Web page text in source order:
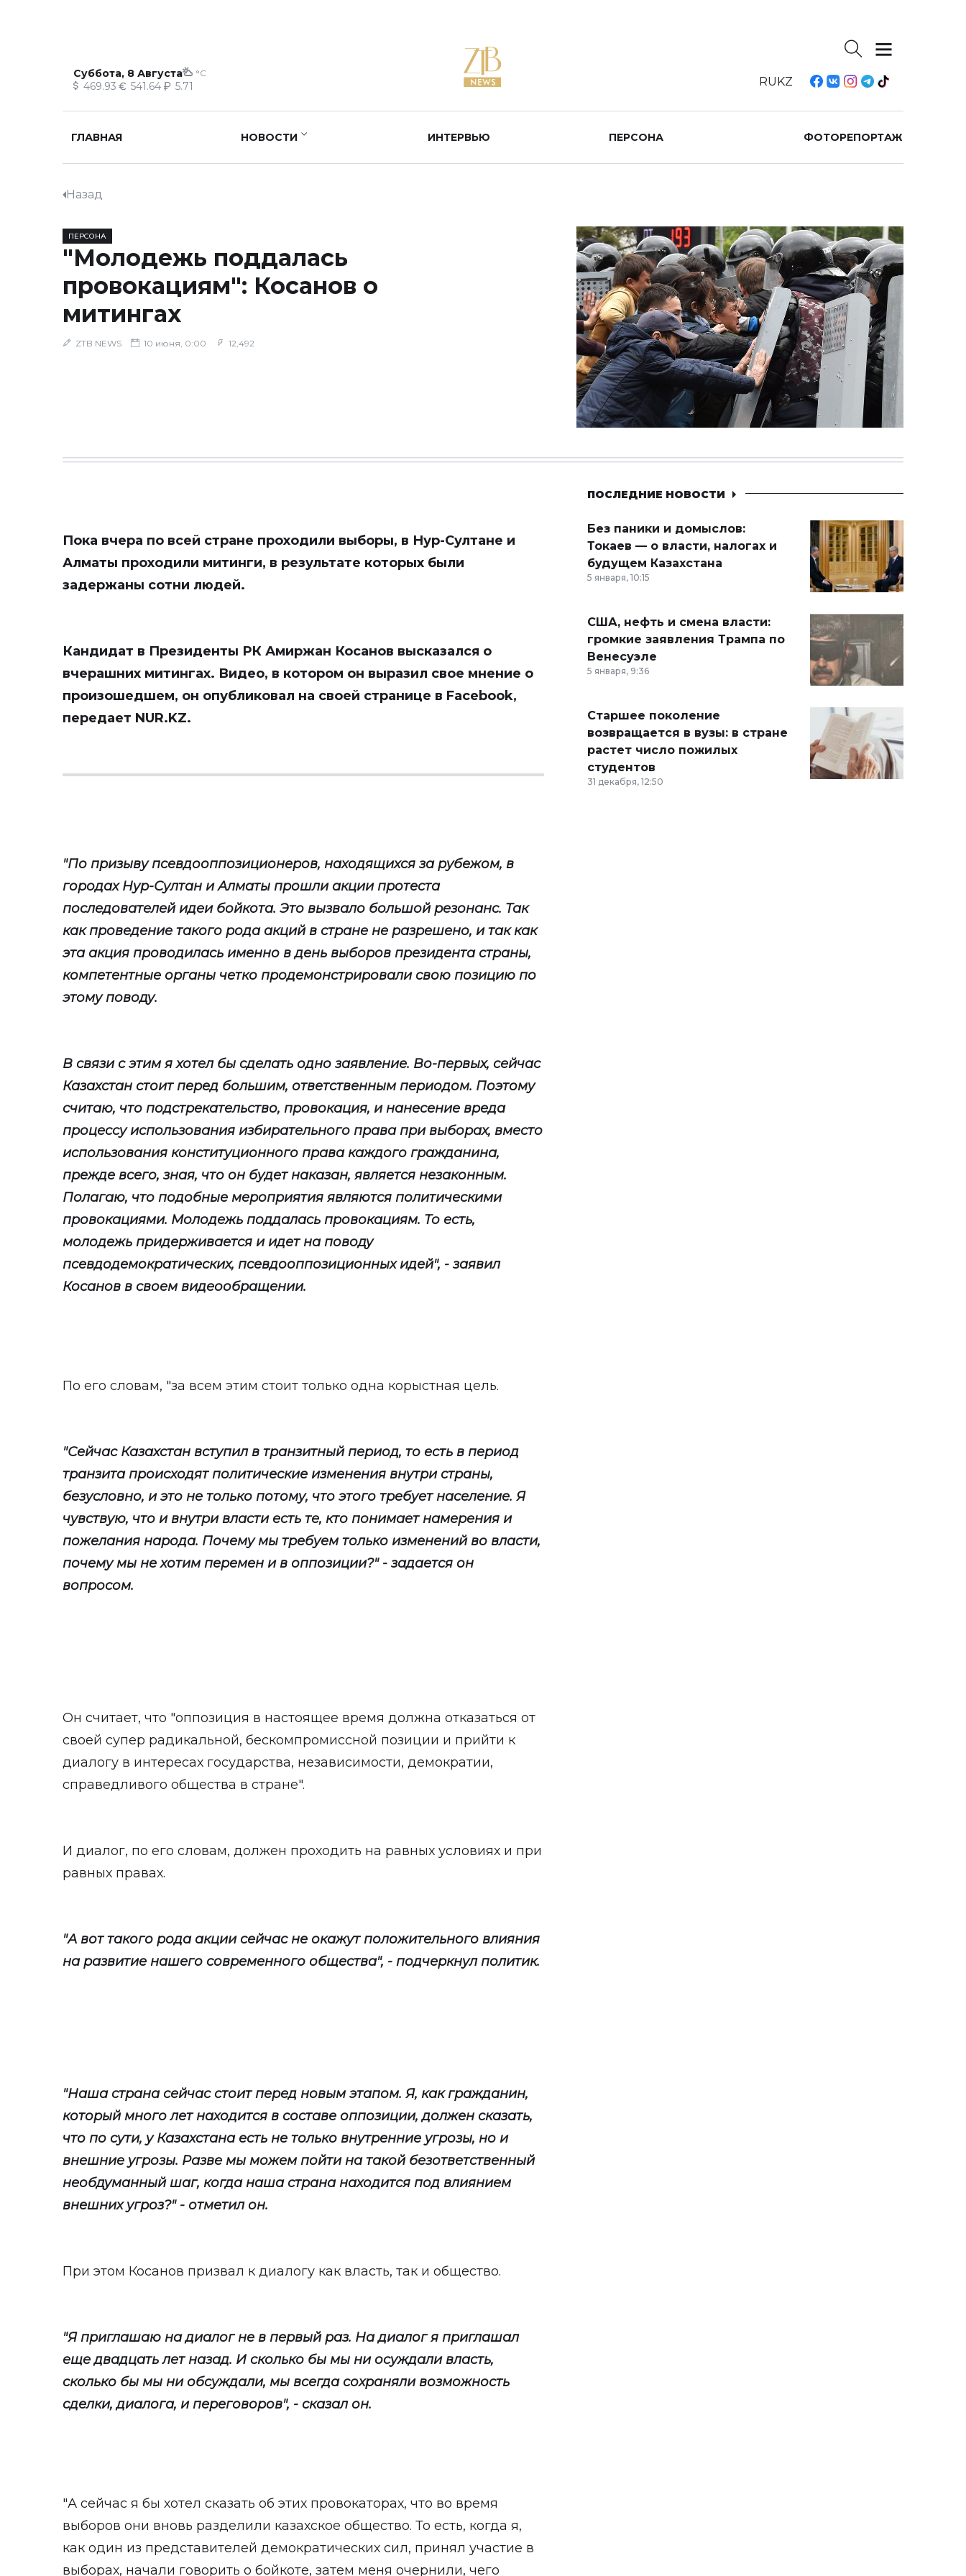
Суббота, 8 Августа °C
469.93 541.64 5.71 RUKZ
ГЛАВНАЯ НОВОСТИ ИНТЕРВЬЮ ПЕРСОНА ФОТОРЕПОРТАЖ
Назад
ПЕРСОНА
"Молодежь поддалась
провокациям": Косанов о
митингах
ZTB NEWS 10 июня, 0:00 12,492
Пока вчера по всей стране проходили выборы, в Нур-Султане и
Алматы проходили митинги, в результате которых были
задержаны сотни людей.
Кандидат в Президенты РК Амиржан Косанов высказался о
вчерашних митингах. Видео, в котором он выразил свое мнение о
произошедшем, он опубликовал на своей странице в Facebook,
передает NUR.KZ.
"По призыву псевдооппозиционеров, находящихся за рубежом, в
городах Нур-Султан и Алматы прошли акции протеста
последователей идеи бойкота. Это вызвало большой резонанс. Так
как проведение такого рода акций в стране не разрешено, и так как
эта акция проводилась именно в день выборов президента страны,
компетентные органы четко продемонстрировали свою позицию по
этому поводу.
В связи с этим я хотел бы сделать одно заявление. Во-первых, сейчас
Казахстан стоит перед большим, ответственным периодом. Поэтому
считаю, что подстрекательство, провокация, и нанесение вреда
процессу использования избирательного права при выборах, вместо
использования конституционного права каждого гражданина,
прежде всего, зная, что он будет наказан, является незаконным.
Полагаю, что подобные мероприятия являются политическими
провокациями. Молодежь поддалась провокациям. То есть,
молодежь придерживается и идет на поводу
псевдодемократических, псевдооппозиционных идей", - заявил
Косанов в своем видеообращении.
По его словам, "за всем этим стоит только одна корыстная цель.
"Сейчас Казахстан вступил в транзитный период, то есть в период
транзита происходят политические изменения внутри страны,
безусловно, и это не только потому, что этого требует население. Я
чувствую, что и внутри власти есть те, кто понимает намерения и
пожелания народа. Почему мы требуем только изменений во власти,
почему мы не хотим перемен и в оппозиции?" - задается он
вопросом.
Он считает, что "оппозиция в настоящее время должна отказаться от
своей супер радикальной, бескомпромиссной позиции и прийти к
диалогу в интересах государства, независимости, демократии,
справедливого общества в стране".
И диалог, по его словам, должен проходить на равных условиях и при
равных правах.
"А вот такого рода акции сейчас не окажут положительного влияния
на развитие нашего современного общества", - подчеркнул политик.
"Наша страна сейчас стоит перед новым этапом. Я, как гражданин,
который много лет находится в составе оппозиции, должен сказать,
что по сути, у Казахстана есть не только внутренние угрозы, но и
внешние угрозы. Разве мы можем пойти на такой безответственный
необдуманный шаг, когда наша страна находится под влиянием
внешних угроз?" - отметил он.
При этом Косанов призвал к диалогу как власть, так и общество.
"Я приглашаю на диалог не в первый раз. На диалог я приглашал
еще двадцать лет назад. И сколько бы мы ни осуждали власть,
сколько бы мы ни обсуждали, мы всегда сохраняли возможность
сделки, диалога, и переговоров", - сказал он.
"А сейчас я бы хотел сказать об этих провокаторах, что во время
выборов они вновь разделили казахское общество. То есть, когда я,
как один из представителей демократических сил, принял участие в
выборах, начали говорить о бойкоте, затем меня очернили, чего
ПОСЛЕДНИЕ НОВОСТИ
Без паники и домыслов:
Токаев — о власти, налогах и
будущем Казахстана
5 января, 10:15
США, нефть и смена власти:
громкие заявления Трампа по
Венесуэле
5 января, 9:36
Старшее поколение
возвращается в вузы: в стране
растет число пожилых
студентов
31 декабря, 12:50